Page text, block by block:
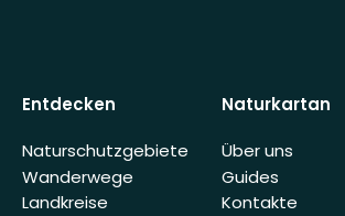
Entdecken
Naturschutzgebiete
Wanderwege
Landkreise
Naturkartan
Über uns
Guides
Kontakte